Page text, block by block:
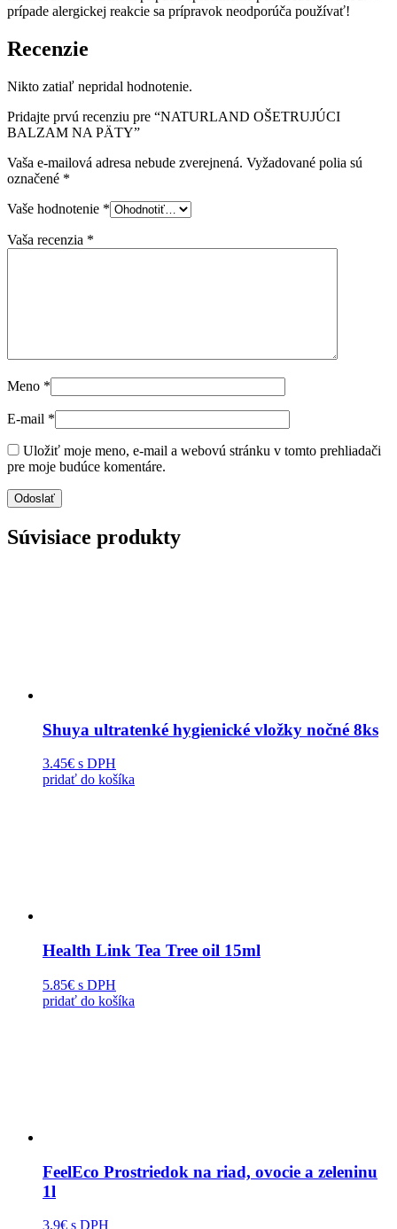
prípade alergickej reakcie sa prípravok neodporúča používať!
Recenzie
Nikto zatiaľ nepridal hodnotenie.
Pridajte prvú recenziu pre “NATURLAND OŠETRUJÚCI
BALZAM NA PÄTY”
Vaša e-mailová adresa nebude zverejnená. Vyžadované polia sú
označené *
Vaše hodnotenie *
Vaša recenzia *
Meno *
E-mail *
Uložiť moje meno, e-mail a webovú stránku v tomto prehliadači
pre moje budúce komentáre.
Súvisiace produkty
Shuya ultratenké hygienické vložky nočné 8ks
3.45€ s DPH
pridať do košíka
Health Link Tea Tree oil 15ml
5.85€ s DPH
pridať do košíka
FeelEco Prostriedok na riad, ovocie a zeleninu
1l
3.9€ s DPH